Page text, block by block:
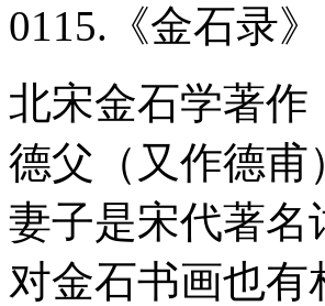
0115.《金石录》
北宋金石学著作
德父（又作德甫
妻子是宋代著名
对金石书画也